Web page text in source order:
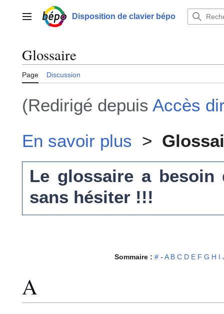
contenuMenu principalDisposition de clavier bépo
Glossaire
Page Discussion
(Redirigé depuis Accès
En savoir plus >
Le glossaire a besoin
sans hésiter !!!
Sommaire : #- A B C D E F G H I
A